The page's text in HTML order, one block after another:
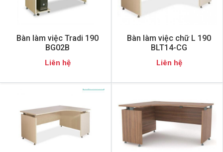
Bàn làm việc Tradi 190
BG02B
Liên hệ
Bàn làm việc chữ L 190
BLT14-CG
Liên hệ